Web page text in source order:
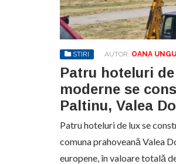
STIRI AUTOR: OANA
Patru hoteluri
moderne se
Paltinu, Valea
Patru hoteluri de lux se
comuna prahoveană Valea
europene, în valoare totală